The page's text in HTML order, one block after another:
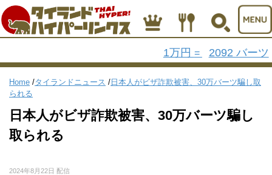
1万円 = 2092 バーツ
Home /タイランドニュース / 日本人がビザ詐欺被害、30万バーツ騙し取
られる
日本人がビザ詐欺被害、30万バーツ騙し
取られる
2024年8月22日 配信